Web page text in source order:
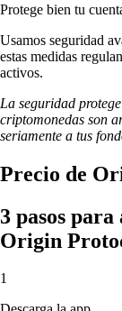
Protege bien tu
Usamos seguridad
estas medidas
activos.
La seguridad
criptomonedas son
seriamente a tus
Precio de
3 pasos
Origin
1